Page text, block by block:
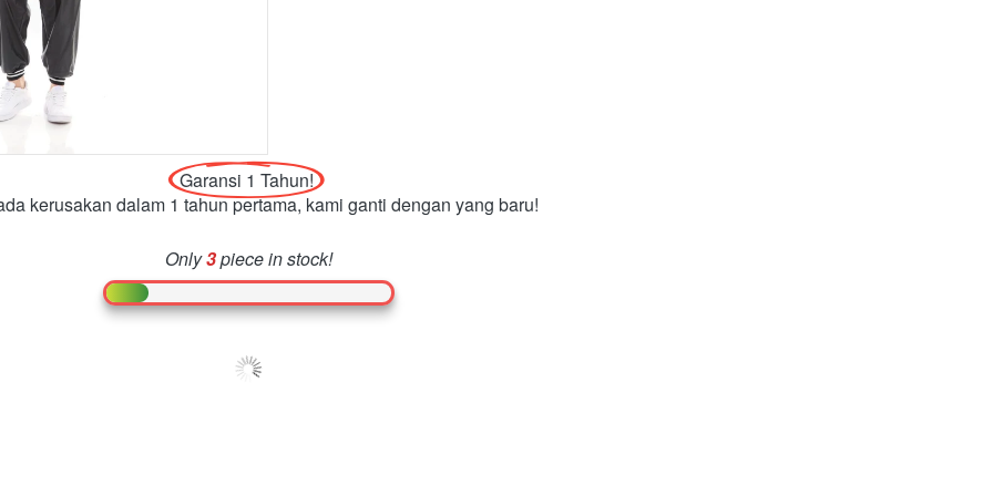
Garansi 1 Tahun!
kerusakan dalam 1 tahun pertama, kami ganti dengan yang baru!
Only3piece in stock!